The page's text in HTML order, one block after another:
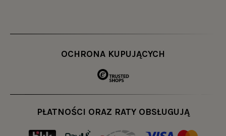
OCHRONA KUPUJĄCYCH
PŁATNOŚCI ORAZ RATY OBSŁUGUJĄ